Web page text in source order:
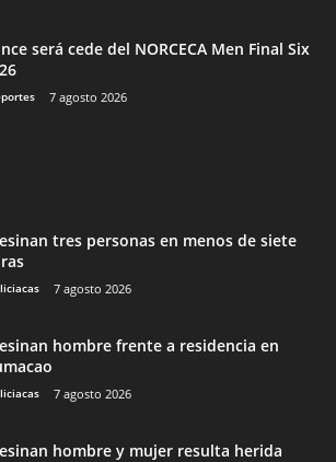
será cede del NORCECA Men Final Six
7 agosto 2026
tres personas en menos de siete
7 agosto 2026
hombre frente a residencia en
7 agosto 2026
hombre y mujer resulta herida